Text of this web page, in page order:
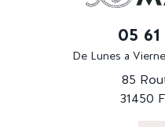
05
De Lunes a
85
31450